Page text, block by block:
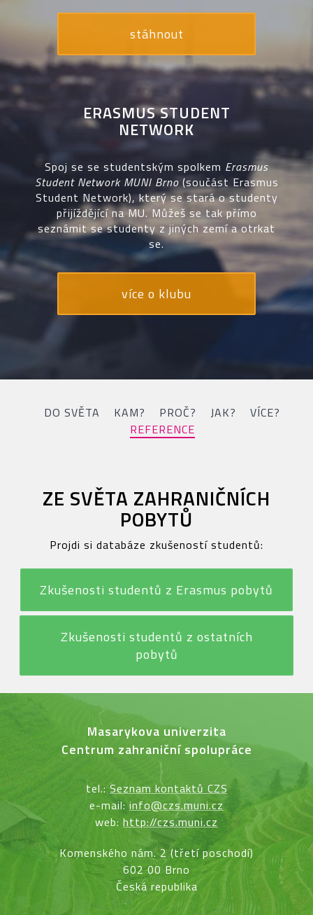
stáhnout
ERASMUS STUDENT
NETWORK
Spoj se se studentským spolkem Erasmus
Student Network MUNI Brno(součást Erasmus
Student Network), který se stará o studenty
přijíždějící na MU. Můžeš se tak přímo
seznámit se studenty z jiných zemí a otrkat
se.
více o klubu
DO SVĚTA KAM? PROČ? JAK?
VÍCE?
REFERENCE
ZE SVĚTA ZAHRANIČNÍCH
POBYTŮ
Projdi si databáze zkušeností studentů:
Zkušenosti studentů z Erasmus pobytů
Zkušenosti studentů z ostatních
pobytů
Masarykova univerzita
Centrum zahraniční spolupráce
tel.:Seznam kontaktů CZS
e-mail:info@czs.muni.cz
web: http://czs.muni.cz
Komenského nám. 2 (třetí poschodí)
602 00 Brno
Česká republika